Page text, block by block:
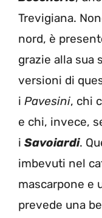
Trevigiana.
nord, è
grazie alla sua
versioni di
i Pavesini, chi
e chi, invece,
i Savoiardi.
imbevuti nel
mascarpone e
prevede una